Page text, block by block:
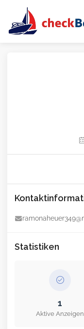
Statistiken